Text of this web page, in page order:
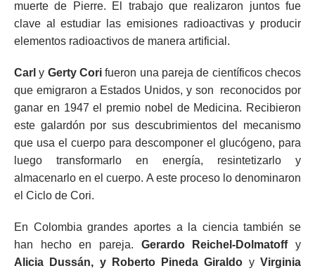
muerte de Pierre. El trabajo que realizaron juntos fue
clave al estudiar las emisiones radioactivas y producir
elementos radioactivos de manera artificial.
Carly Gerty Cori fueron una pareja de científicos checos
que emigraron a Estados Unidos, y son reconocidos por
ganar en 1947 el premio nobel de Medicina. Recibieron
este galardón por sus descubrimientos del mecanismo
que usa el cuerpo para descomponer el glucógeno, para
luego transformarlo en energía, resintetizarlo y
almacenarlo en el cuerpo. A este proceso lo denominaron
el Ciclo de Cori.
En Colombia grandes aportes a la ciencia también se
han hecho en pareja. Gerardo Reichel-Dolmatoffy
Alicia Dussán, y Roberto Pineda Giraldo yVirginia